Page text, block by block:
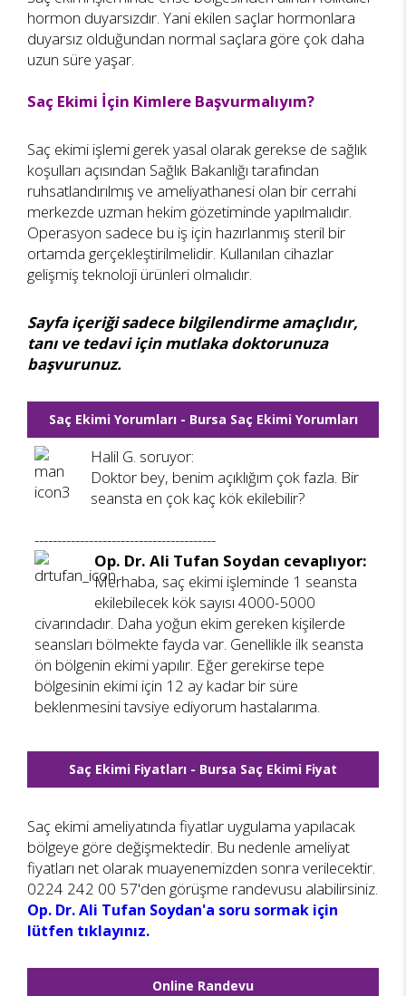
hormon duyarsızdır. Yani ekilen saçlar hormonlara
duyarsız olduğundan normal saçlara göre çok daha
uzun süre yaşar.
Saç Ekimi İçin Kimlere Başvurmalıyım?
Saç ekimi işlemi gerek yasal olarak gerekse de sağlık
koşulları açısından Sağlık Bakanlığı tarafından
ruhsatlandırılmış ve ameliyathanesi olan bir cerrahi
merkezde uzman hekim gözetiminde yapılmalıdır.
Operasyon sadece bu iş için hazırlanmış steril bir
ortamda gerçekleştirilmelidir. Kullanılan cihazlar
gelişmiş teknoloji ürünleri olmalıdır.
Sayfa içeriği sadece bilgilendirme amaçlıdır,
tanı ve tedavi için mutlaka doktorunuza
başvurunuz.
Saç Ekimi Yorumları - Bursa Saç Ekimi Yorumları
Halil G. soruyor:
Doktor bey, benim açıklığım çok fazla. Bir
seansta en çok kaç kök ekilebilir?
----------------------------------------
Op. Dr. Ali Tufan Soydan cevaplıyor:
Merhaba, saç ekimi işleminde 1 seansta
ekilebilecek kök sayısı 4000-5000
civarındadır. Daha yoğun ekim gereken kişilerde
seansları bölmekte fayda var. Genellikle ilk seansta
ön bölgenin ekimi yapılır. Eğer gerekirse tepe
bölgesinin ekimi için 12 ay kadar bir süre
beklenmesini tavsiye ediyorum hastalarıma.
Saç Ekimi Fiyatları - Bursa Saç Ekimi Fiyat
Saç ekimi ameliyatında fiyatlar uygulama yapılacak
bölgeye göre değişmektedir. Bu nedenle ameliyat
fiyatları net olarak muayenemizden sonra verilecektir.
0224 242 00 57'den görüşme randevusu alabilirsiniz.
Op. Dr. Ali Tufan Soydan'a soru sormak için
lütfen tıklayınız.
Online Randevu